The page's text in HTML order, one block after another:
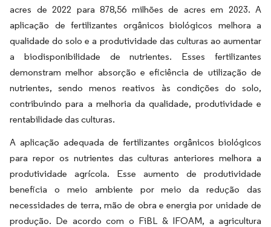
acres de 2022 para 878,56 milhões de acres em 2023. A
aplicação de fertilizantes orgânicos biológicos melhora a
qualidade do solo e a produtividade das culturas ao aumentar
a biodisponibilidade de nutrientes. Esses fertilizantes
demonstram melhor absorção e eficiência de utilização de
nutrientes, sendo menos reativos às condições do solo,
contribuindo para a melhoria da qualidade, produtividade e
rentabilidade das culturas.
A aplicação adequada de fertilizantes orgânicos biológicos
para repor os nutrientes das culturas anteriores melhora a
produtividade agrícola. Esse aumento de produtividade
beneficia o meio ambiente por meio da redução das
necessidades de terra, mão de obra e energia por unidade de
produção. De acordo com o FiBL & IFOAM, a agricultura